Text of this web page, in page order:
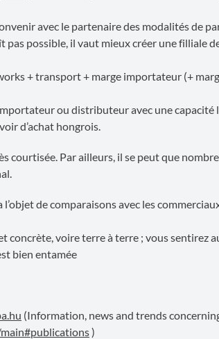
avec le partenaire des modalités de
pas possible, il vaut mieux créer une filliale
+ transport + marge importateur (+
ou distributeur avec une
d’achat hongrois.
courtisée. Par ailleurs, il se peut que
de comparaisons avec les
concrète, voire terre à terre ; vous sentirez
bien entamée
(Information, news and trends
)